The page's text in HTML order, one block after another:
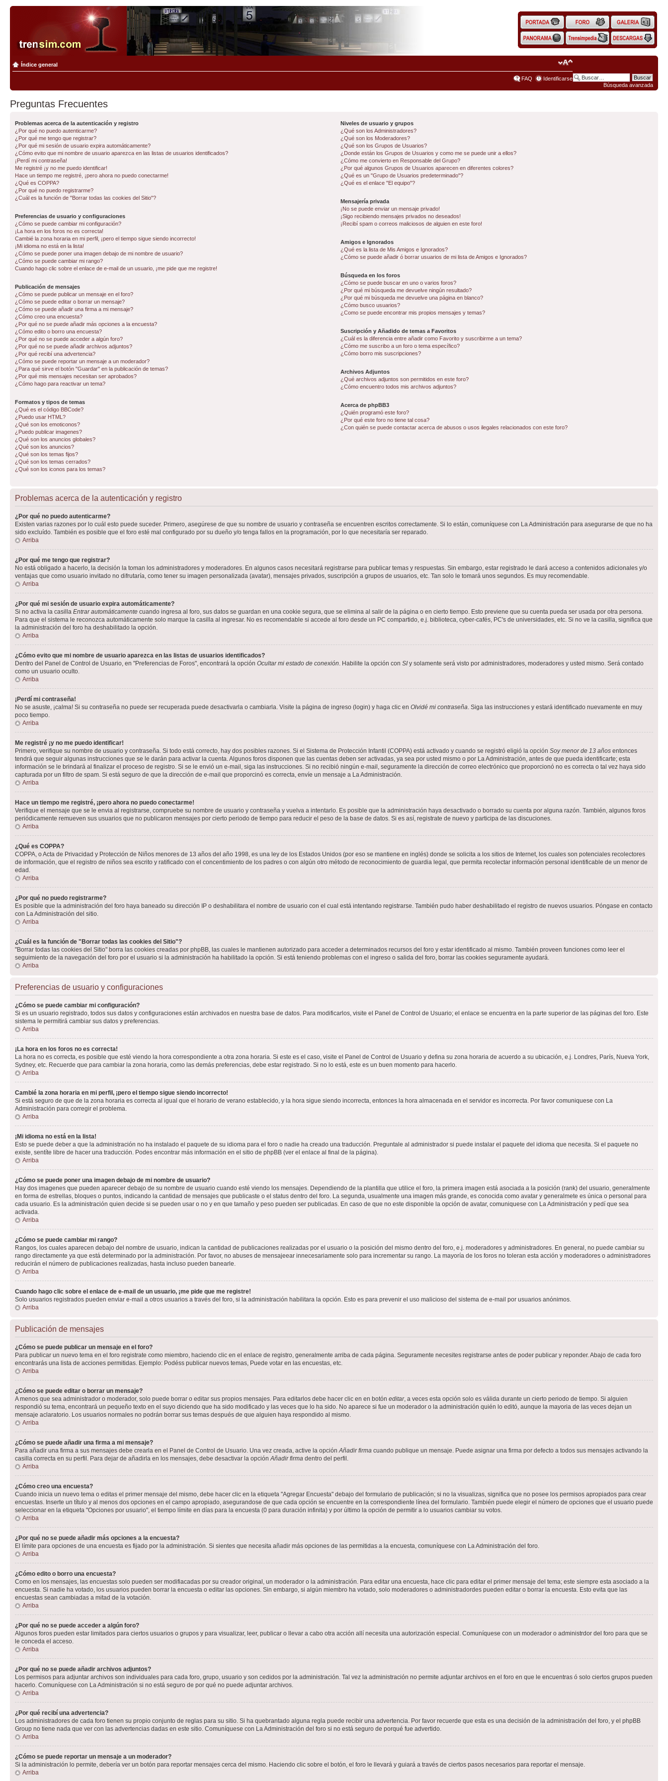
Búsqueda avanzada
Índice general
FAQ Identificarse
Preguntas Frecuentes
Problemas acerca de la autenticación y registro
¿Por qué no puedo autenticarme?
¿Por qué me tengo que registrar?
¿Por qué mi sesión de usuario expira automáticamente?
¿Cómo evito que mi nombre de usuario aparezca en las listas de usuarios identificados?
¡Perdí mi contraseña!
Me registré ¡y no me puedo identificar!
Hace un tiempo me registré, ¡pero ahora no puedo conectarme!
¿Qué es COPPA?
¿Por qué no puedo registrarme?
¿Cuál es la función de "Borrar todas las cookies del Sitio"?
Preferencias de usuario y configuraciones
¿Cómo se puede cambiar mi configuración?
¡La hora en los foros no es correcta!
Cambié la zona horaria en mi perfil, ¡pero el tiempo sigue siendo incorrecto!
¡Mi idioma no está en la lista!
¿Cómo se puede poner una imagen debajo de mi nombre de usuario?
¿Cómo se puede cambiar mi rango?
Cuando hago clic sobre el enlace de e-mail de un usuario, ¡me pide que me registre!
Publicación de mensajes
¿Cómo se puede publicar un mensaje en el foro?
¿Cómo se puede editar o borrar un mensaje?
¿Cómo se puede añadir una firma a mi mensaje?
¿Cómo creo una encuesta?
¿Por qué no se puede añadir más opciones a la encuesta?
¿Cómo edito o borro una encuesta?
¿Por qué no se puede acceder a algún foro?
¿Por qué no se puede añadir archivos adjuntos?
¿Por qué recibí una advertencia?
¿Cómo se puede reportar un mensaje a un moderador?
¿Para qué sirve el botón "Guardar" en la publicación de temas?
¿Por qué mis mensajes necesitan ser aprobados?
¿Cómo hago para reactivar un tema?
Formatos y tipos de temas
¿Qué es el código BBCode?
¿Puedo usar HTML?
¿Qué son los emoticonos?
¿Puedo publicar imagenes?
¿Qué son los anuncios globales?
¿Qué son los anuncios?
¿Qué son los temas fijos?
¿Qué son los temas cerrados?
¿Qué son los iconos para los temas?
Niveles de usuario y grupos
¿Qué son los Administradores?
¿Qué son los Moderadores?
¿Qué son los Grupos de Usuarios?
¿Donde están los Grupos de Usuarios y como me se puede unir a ellos?
¿Cómo me convierto en Responsable del Grupo?
¿Por qué algunos Grupos de Usuarios aparecen en diferentes colores?
¿Qué es un "Grupo de Usuarios predeterminado"?
¿Qué es el enlace "El equipo"?
Mensajería privada
¡No se puede enviar un mensaje privado!
¡Sigo recibiendo mensajes privados no deseados!
¡Recibí spam o correos maliciosos de alguien en este foro!
Amigos e Ignorados
¿Qué es la lista de Mis Amigos e Ignorados?
¿Cómo se puede añadir ó borrar usuarios de mi lista de Amigos e Ignorados?
Búsqueda en los foros
¿Cómo se puede buscar en uno o varios foros?
¿Por qué mi búsqueda me devuelve ningún resultado?
¿Por qué mi búsqueda me devuelve una página en blanco?
¿Cómo busco usuarios?
¿Como se puede encontrar mis propios mensajes y temas?
Suscripción y Añadido de temas a Favoritos
¿Cuál es la diferencia entre añadir como Favorito y suscribirme a un tema?
¿Cómo me suscribo a un foro o tema específico?
¿Cómo borro mis suscripciones?
Archivos Adjuntos
¿Qué archivos adjuntos son permitidos en este foro?
¿Cómo encuentro todos mis archivos adjuntos?
Acerca de phpBB3
¿Quién programó este foro?
¿Por qué este foro no tiene tal cosa?
¿Con quién se puede contactar acerca de abusos o usos ilegales relacionados con este foro?
Problemas acerca de la autenticación y registro
¿Por qué no puedo autenticarme?
Existen varias razones por lo cuál esto puede suceder. Primero, asegúrese de que su nombre de usuario y contraseña se encuentren escritos correctamente. Si lo están, comuníquese con La Administración para asegurarse de que no ha
sido excluído. También es posible que el foro esté mal configurado por su dueño y/o tenga fallos en la programación, por lo que necesitaría ser reparado.
Arriba
¿Por qué me tengo que registrar?
No está obligado a hacerlo, la decisión la toman los administradores y moderadores. En algunos casos necesitará registrarse para publicar temas y respuestas. Sin embargo, estar registrado le dará acceso a contenidos adicionales y/o
ventajas que como usuario invitado no difrutaría, como tener su imagen personalizada (avatar), mensajes privados, suscripción a grupos de usuarios, etc. Tan solo le tomará unos segundos. Es muy recomendable.
Arriba
¿Por qué mi sesión de usuario expira automáticamente?
Si no activa la casilla Entrar automáticamente cuando ingresa al foro, sus datos se guardan en una cookie segura, que se elimina al salir de la página o en cierto tiempo. Esto previene que su cuenta pueda ser usada por otra persona.
Para que el sistema le reconozca automáticamente solo marque la casilla al ingresar. No es recomendable si accede al foro desde un PC compartido, e.j. biblioteca, cyber-cafés, PC's de universidades, etc. Si no ve la casilla, significa que
la administración del foro ha deshabilitado la opción.
Arriba
¿Cómo evito que mi nombre de usuario aparezca en las listas de usuarios identificados?
Dentro del Panel de Control de Usuario, en "Preferencias de Foros", encontrará la opción Ocultar mi estado de conexión. Habilite la opción con SI y solamente será visto por administradores, moderadores y usted mismo. Será contado
como un usuario oculto.
Arriba
¡Perdí mi contraseña!
No se asuste, ¡calma! Si su contraseña no puede ser recuperada puede desactivarla o cambiarla. Visite la página de ingreso (login) y haga clic en Olvidé mi contraseña. Siga las instrucciones y estará identificado nuevamente en muy
poco tiempo.
Arriba
Me registré ¡y no me puedo identificar!
Primero, verifique su nombre de usuario y contraseña. Si todo está correcto, hay dos posibles razones. Si el Sistema de Protección Infantil (COPPA) está activado y cuando se registró eligió la opción Soy menor de 13 años entonces
tendrá que seguir algunas instrucciones que se le darán para activar la cuenta. Algunos foros disponen que las cuentas deben ser activadas, ya sea por usted mismo o por La Administración, antes de que pueda identificarte; esta
información se le brindará al finalizar el proceso de registro. Si se le envió un e-mail, siga las instrucciones. Si no recibió ningún e-mail, seguramente la dirección de correo electrónico que proporcionó no es correcta o tal vez haya sido
capturada por un filtro de spam. Si está seguro de que la dirección de e-mail que proporcinó es correcta, envíe un mensaje a La Administración.
Arriba
Hace un tiempo me registré, ¡pero ahora no puedo conectarme!
Verifique el mensaje que se le envia al registrarse, compruebe su nombre de usuario y contraseña y vuelva a intentarlo. Es posible que la administración haya desactivado o borrado su cuenta por alguna razón. También, algunos foros
periódicamente remueven sus usuarios que no publicaron mensajes por cierto periodo de tiempo para reducir el peso de la base de datos. Si es así, registrate de nuevo y participa de las discuciones.
Arriba
¿Qué es COPPA?
COPPA, o Acta de Privacidad y Protección de Niños menores de 13 años del año 1998, es una ley de los Estados Unidos (por eso se mantiene en inglés) donde se solicita a los sitios de Internet, los cuales son potenciales recolectores
de información, que el registro de niños sea escrito y ratificado con el concentimiento de los padres o con algún otro método de reconocimiento de guardia legal, que permita recolectar información personal identificable de un menor de
edad.
Arriba
¿Por qué no puedo registrarme?
Es posible que la administración del foro haya baneado su dirección IP o deshabilitara el nombre de usuario con el cual está intentando registrarse. También pudo haber deshabilitado el registro de nuevos usuarios. Póngase en contacto
con La Administración del sitio.
Arriba
¿Cuál es la función de "Borrar todas las cookies del Sitio"?
"Borrar todas las cookies del Sitio" borra las cookies creadas por phpBB, las cuales le mantienen autorizado para acceder a determinados recursos del foro y estar identificado al mismo. También proveen funciones como leer el
seguimiento de la navegación del foro por el usuario si la administración ha habilitado la opción. Si está teniendo problemas con el ingreso o salida del foro, borrar las cookies seguramente ayudará.
Arriba
Preferencias de usuario y configuraciones
¿Cómo se puede cambiar mi configuración?
Si es un usuario registrado, todos sus datos y configuraciones están archivados en nuestra base de datos. Para modificarlos, visite el Panel de Control de Usuario; el enlace se encuentra en la parte superior de las páginas del foro. Este
sistema le permitirá cambiar sus datos y preferencias.
Arriba
¡La hora en los foros no es correcta!
La hora no es correcta, es posible que esté viendo la hora correspondiente a otra zona horaria. Si este es el caso, visite el Panel de Control de Usuario y defina su zona horaria de acuerdo a su ubicación, e.j. Londres, París, Nueva York,
Sydney, etc. Recuerde que para cambiar la zona horaria, como las demás preferencias, debe estar registrado. Si no lo está, este es un buen momento para hacerlo.
Arriba
Cambié la zona horaria en mi perfil, ¡pero el tiempo sigue siendo incorrecto!
Si está seguro de que de la zona horaria es correcta al igual que el horario de verano establecido, y la hora sigue siendo incorrecta, entonces la hora almacenada en el servidor es incorrecta. Por favor comuniquese con La
Administración para corregir el problema.
Arriba
¡Mi idioma no está en la lista!
Esto se puede deber a que la administración no ha instalado el paquete de su idioma para el foro o nadie ha creado una traducción. Preguntale al administrador si puede instalar el paquete del idioma que necesita. Si el paquete no
existe, sentíte libre de hacer una traducción. Podes encontrar más información en el sitio de phpBB (ver el enlace al final de la página).
Arriba
¿Cómo se puede poner una imagen debajo de mi nombre de usuario?
Hay dos imagenes que pueden aparecer debajo de su nombre de usuario cuando esté viendo los mensajes. Dependiendo de la plantilla que utilice el foro, la primera imagen está asociada a la posición (rank) del usuario, generalmente
en forma de estrellas, bloques o puntos, indicando la cantidad de mensajes que publicaste o el status dentro del foro. La segunda, usualmente una imagen más grande, es conocida como avatar y generalmete es única o personal para
cada usuario. Es la administración quien decide si se pueden usar o no y en que tamaño y peso pueden ser publicadas. En caso de que no este disponible la opción de avatar, comuniquese con La Administración y pedí que sea
activada.
Arriba
¿Cómo se puede cambiar mi rango?
Rangos, los cuales aparecen debajo del nombre de usuario, indican la cantidad de publicaciones realizadas por el usuario o la posición del mismo dentro del foro, e.j. moderadores y administradores. En general, no puede cambiar su
rango directamente ya que está determinado por la administración. Por favor, no abuses de mensajeear innecesariamente solo para incrementar su rango. La mayoría de los foros no toleran esta acción y moderadores o administradores
reducirán el número de publicaciones realizadas, hasta incluso pueden banearle.
Arriba
Cuando hago clic sobre el enlace de e-mail de un usuario, ¡me pide que me registre!
Solo usuarios registrados pueden enviar e-mail a otros usuarios a través del foro, si la administración habilitara la opción. Esto es para prevenir el uso malicioso del sistema de e-mail por usuarios anónimos.
Arriba
Publicación de mensajes
¿Cómo se puede publicar un mensaje en el foro?
Para publicar un nuevo tema en el foro registrate como miembro, haciendo clic en el enlace de registro, generalmente arriba de cada página. Seguramente necesites registrarse antes de poder publicar y reponder. Abajo de cada foro
encontrarás una lista de acciones permitidas. Ejemplo: Podéss publicar nuevos temas, Puede votar en las encuestas, etc.
Arriba
¿Cómo se puede editar o borrar un mensaje?
A menos que sea administrador o moderador, solo puede borrar o editar sus propios mensajes. Para editarlos debe hacer clic en en botón editar, a veces esta opción solo es válida durante un cierto periodo de tiempo. Si alguien
respondió su tema, encontrará un pequeño texto en el suyo diciendo que ha sido modificado y las veces que lo ha sido. No aparece si fue un moderador o la administración quién lo editó, aunque la mayoria de las veces dejan un
mensaje aclaratorio. Los usuarios normales no podrán borrar sus temas después de que alguien haya respondido al mismo.
Arriba
¿Cómo se puede añadir una firma a mi mensaje?
Para añadir una firma a sus mensajes debe crearla en el Panel de Control de Usuario. Una vez creada, active la opciónAñadir firma cuando publique un mensaje. Puede asignar una firma por defecto a todos sus mensajes activando la
casilla correcta en su perfil. Para dejar de añadirla en los mensajes, debe desactivar la opciónAñadir firma dentro del perfil.
Arriba
¿Cómo creo una encuesta?
Cuando inicia un nuevo tema o editas el primer mensaje del mismo, debe hacer clic en la etiqueta "Agregar Encuesta" debajo del formulario de publicación; si no la visualizas, significa que no posee los permisos apropiados para crear
encuestas. Inserte un título y al menos dos opciones en el campo apropiado, asegurandose de que cada opción se encuentre en la correspondiente línea del formulario. También puede elegir el número de opciones que el usuario puede
seleccionar en la etiqueta "Opciones por usuario", el tiempo límite en días para la encuesta (0 para duración infinita) y por último la opción de permitir a lo usuarios cambiar su votos.
Arriba
¿Por qué no se puede añadir más opciones a la encuesta?
El límite para opciones de una encuesta es fijado por la administración. Si sientes que necesita añadir más opciones de las permitidas a la encuesta, comuníquese con La Administración del foro.
Arriba
¿Cómo edito o borro una encuesta?
Como en los mensajes, las encuestas solo pueden ser modifiacadas por su creador original, un moderador o la administración. Para editar una encuesta, hace clic para editar el primer mensaje del tema; este siempre esta asociado a la
encuesta. Si nadie ha votado, los usuarios pueden borrar la encuesta o editar las opciones. Sin embargo, si algún miembro ha votado, solo moderadores o administradordes pueden editar o borrar la encuesta. Esto evita que las
encuestas sean cambiadas a mitad de la votación.
Arriba
¿Por qué no se puede acceder a algún foro?
Algunos foros pueden estar limitados para ciertos usuarios o grupos y para visualizar, leer, publicar o llevar a cabo otra acción allí necesita una autorización especial. Comuníquese con un moderador o administrdor del foro para que se
le conceda el acceso.
Arriba
¿Por qué no se puede añadir archivos adjuntos?
Los permisos para adjuntar archivos son individuales para cada foro, grupo, usuario y son cedidos por la administración. Tal vez la administración no permite adjuntar archivos en el foro en que le encuentras ó solo ciertos grupos pueden
hacerlo. Comuníquese con La Administración si no está seguro de por qué no puede adjuntar archivos.
Arriba
¿Por qué recibí una advertencia?
Los administradores de cada foro tienen su propio conjunto de reglas para su sitio. Si ha quebrantado alguna regla puede recibir una advertencia. Por favor recuerde que esta es una decisión de la administración del foro, y el phpBB
Group no tiene nada que ver con las advertencias dadas en este sitio. Comuníquese con La Administración del foro si no está seguro de porqué fue advertido.
Arriba
¿Cómo se puede reportar un mensaje a un moderador?
Si la administración lo permite, debería ver un botón para reportar mensajes cerca del mismo. Haciendo clic sobre el botón, el foro le llevará y guiará a través de ciertos pasos necesarios para reportar el mensaje.
Arriba